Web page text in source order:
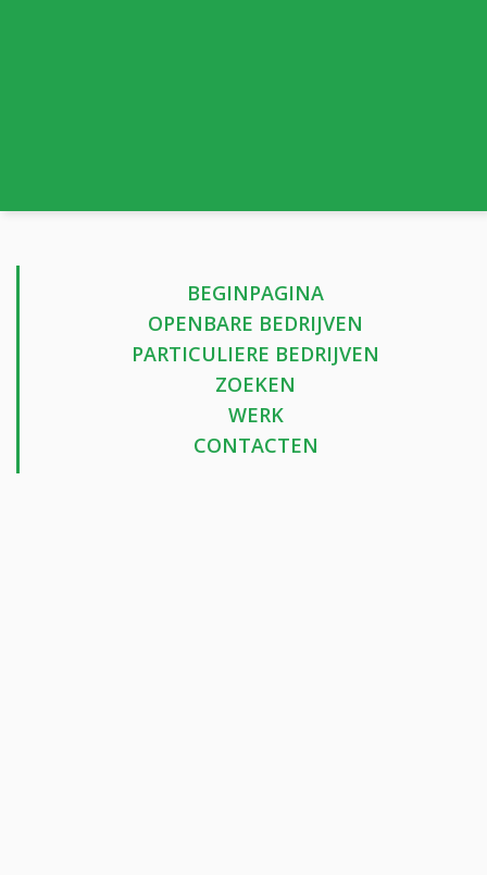
BEGINPAGINA
OPENBARE BEDRIJVEN
PARTICULIERE BEDRIJVEN
ZOEKEN
WERK
CONTACTEN